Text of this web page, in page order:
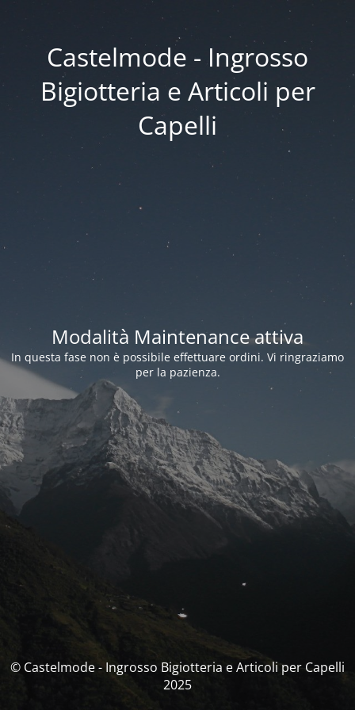
Castelmode - Ingrosso
Bigiotteria e Articoli per
Capelli
Modalità Maintenance attiva
In questa fase non è possibile effettuare ordini. Vi ringraziamo
per la pazienza.
© Castelmode - Ingrosso Bigiotteria e Articoli per Capelli
2025